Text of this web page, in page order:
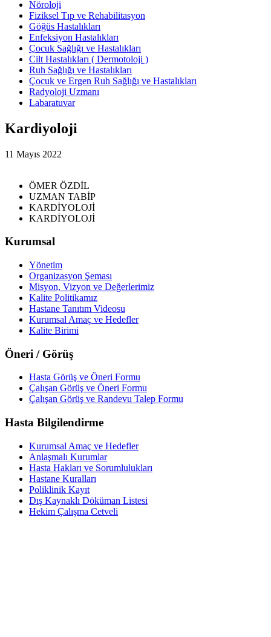
Nöroloji
Fiziksel Tıp ve Rehabilitasyon
Göğüs Hastalıkları
Enfeksiyon Hastalıkları
Çocuk Sağlığı ve Hastalıkları
Cilt Hastalıkları ( Dermotoloji )
Ruh Sağlığı ve Hastalıkları
Çocuk ve Ergen Ruh Sağlığı ve Hastalıkları
Radyoloji Uzmanı
Labaratuvar
Kardiyoloji
11 Mayıs 2022
ÖMER ÖZDİL
UZMAN TABİP
KARDİYOLOJİ
KARDİYOLOJİ
Kurumsal
Yönetim
Organizasyon Şeması
Misyon, Vizyon ve Değerlerimiz
Kalite Politikamız
Hastane Tanıtım Videosu
Kurumsal Amaç ve Hedefler
Kalite Birimi
Öneri / Görüş
Hasta Görüş ve Öneri Formu
Çalışan Görüş ve Öneri Formu
Çalışan Görüş ve Randevu Talep Formu
Hasta Bilgilendirme
Kurumsal Amaç ve Hedefler
Anlaşmalı Kurumlar
Hasta Hakları ve Sorumlulukları
Hastane Kuralları
Poliklinik Kayıt
Dış Kaynaklı Döküman Listesi
Hekim Çalışma Cetveli